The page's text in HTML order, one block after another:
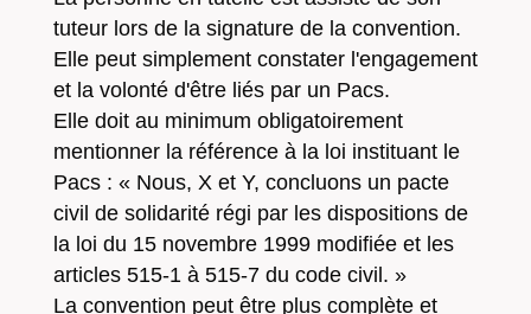
tuteur lors de la signature de la convention.
Elle peut simplement constater l'engagement
et la volonté d'être liés par un Pacs.
Elle doit au minimum obligatoirement
mentionner la référence à la loi instituant le
Pacs : « Nous, X et Y, concluons un pacte
civil de solidarité régi par les dispositions de
la loi du 15 novembre 1999 modifiée et les
articles 515-1 à 515-7 du code civil. »
La convention peut être plus complète et